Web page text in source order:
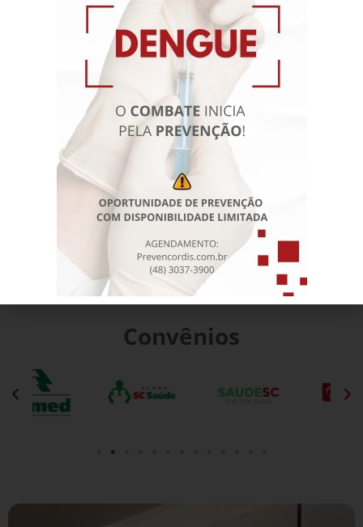
Tarcis Sawaia El
Messane
CRMSC (9542) | RQE
Cardiologia (6783) | RQE
Medicina Esportiva (8797)
Convênios